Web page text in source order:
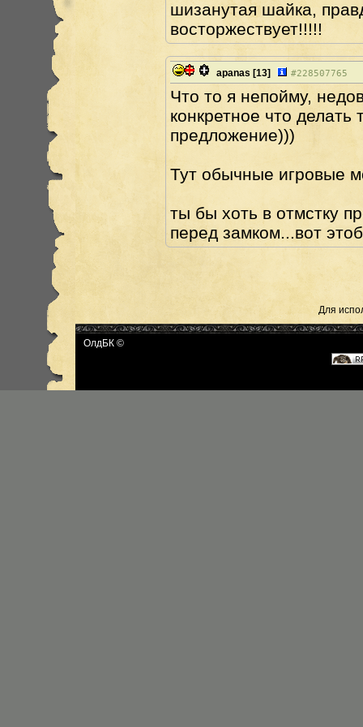
шизанутая шайка,
восторжествует!!!!!
apanas [13] #228507765
Что то я непойму,
конкретное что
предложение)))
Тут обычные игровые
ты бы хоть в отмстку
перед замком...вот
Для
ОлдБК ©